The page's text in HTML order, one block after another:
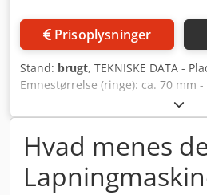
Prisoplysninger
Stand: brugt, TEKNISKE DATA -
Emnestørrelse (ringe): ca. 70 mm
ca. 40 mm Dodpfx Anjug U
5 mm TILBEHØR - som vist på
Hvad menes